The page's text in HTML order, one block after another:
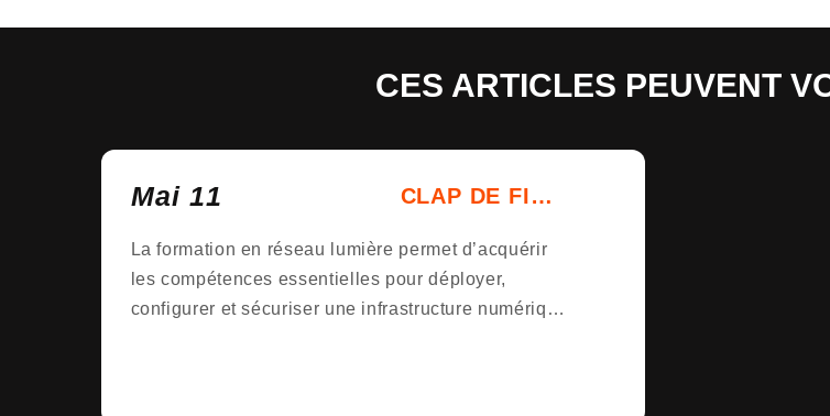
CES ARTICLES PEUVENT
Mai 11
CLAP DE FIN
FORMATION
Réseaux
La formation en réseau lumière permet d’acquérir
les compétences essentielles pour déployer,
configurer et sécuriser une infrastructure numérique